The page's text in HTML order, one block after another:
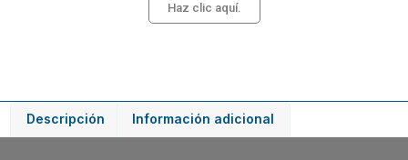
Haz clic aquí.
Descripción Información adicional